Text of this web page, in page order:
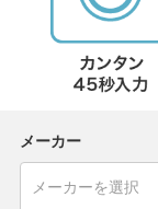
メーカー